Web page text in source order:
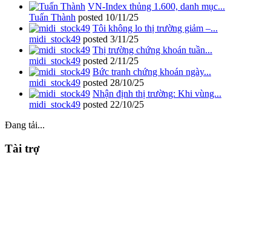
VN-Index thủng 1.600, danh mục...
Tuấn Thành posted 10/11/25
Tôi không lo thị trường giảm –...
midi_stock49 posted 3/11/25
Thị trường chứng khoán tuần...
midi_stock49 posted 2/11/25
Bức tranh chứng khoán ngày...
midi_stock49 posted 28/10/25
Nhận định thị trường: Khi vùng...
midi_stock49 posted 22/10/25
Đang tải...
Tài trợ